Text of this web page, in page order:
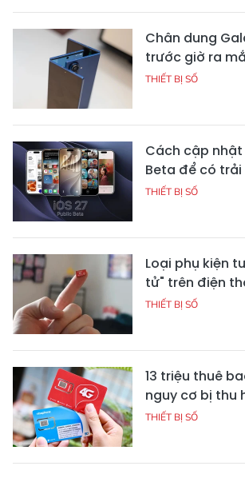
Chân dung
trước giờ ra
THIẾT BỊ SỐ
Cách cập nhật
Beta để có
THIẾT BỊ SỐ
Loại phụ kiện
tử" trên điện
THIẾT BỊ SỐ
13 triệu thuê
nguy cơ bị thu
THIẾT BỊ SỐ